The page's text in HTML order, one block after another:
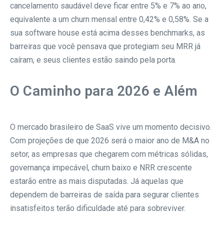
cancelamento saudável deve ficar entre 5% e 7% ao ano,
equivalente a um churn mensal entre 0,42% e 0,58%. Se a
sua software house está acima desses benchmarks, as
barreiras que você pensava que protegiam seu MRR já
caíram, e seus clientes estão saindo pela porta.
O Caminho para 2026 e Além
O mercado brasileiro de SaaS vive um momento decisivo.
Com projeções de que 2026 será o maior ano de M&A no
setor, as empresas que chegarem com métricas sólidas,
governança impecável, churn baixo e NRR crescente
estarão entre as mais disputadas. Já aquelas que
dependem de barreiras de saída para segurar clientes
insatisfeitos terão dificuldade até para sobreviver.